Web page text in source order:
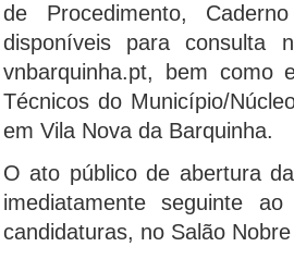
de Procedimento,
disponíveis para consulta
vnbarquinha.pt, bem como
Técnicos do Município/
em Vila Nova da Barquinha.
O ato público de abertura
imediatamente seguinte
candidaturas, no Salão